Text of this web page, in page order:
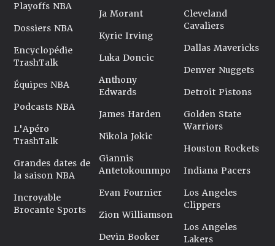
Playoffs NBA
Dossiers NBA
Encyclopédie
TrashTalk
Équipes NBA
Podcasts NBA
L'Apéro
TrashTalk
Grandes dates de
la saison NBA
Incroyable
Brocante Sports
Ja Morant
Kyrie Irving
Luka Doncic
Anthony
Edwards
James Harden
Nikola Jokic
Giannis
Antetokounmpo
Evan Fournier
Zion Williamson
Devin Booker
Cleveland
Cavaliers
Dallas Mavericks
Denver Nuggets
Detroit Pistons
Golden State
Warriors
Houston Rockets
Indiana Pacers
Los Angeles
Clippers
Los Angeles
Lakers